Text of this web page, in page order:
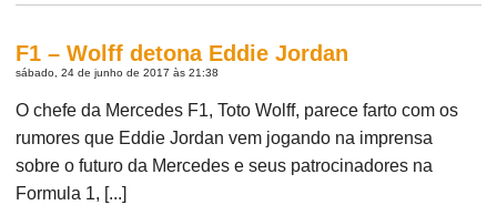
F1 – Wolff detona Eddie Jordan
sábado, 24 de junho de 2017 às 21:38
O chefe da Mercedes F1, Toto Wolff, parece farto com os
rumores que Eddie Jordan vem jogando na imprensa
sobre o futuro da Mercedes e seus patrocinadores na
Formula 1, [...]